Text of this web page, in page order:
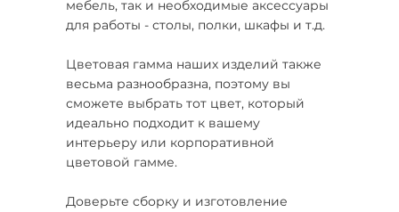
мебель, так и необходимые аксессуары
для работы - столы, полки, шкафы и т.д.
Цветовая гамма наших изделий также
весьма разнообразна, поэтому вы
сможете выбрать тот цвет, который
идеально подходит к вашему
интерьеру или корпоративной
цветовой гамме.
Доверьте сборку и изготовление